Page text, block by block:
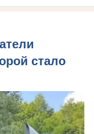
стало